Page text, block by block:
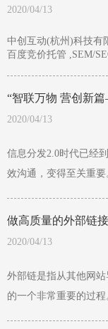
2020/04/13
中创互动(杭州)科技有
百度竞价托管 ,SEM/
以达到最好的企业营
2020/04/13
信息分发2.0时代已经
效沟通，变得至关重要
助力企业开启智能互
幕，政府领导、百度高
浪潮。 大会特邀百度
做高质量的外部链
2020/04/13
外部链是指从其他网
的一个非常重要的过